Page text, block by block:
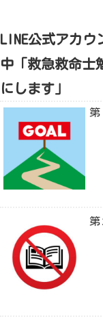
LINE公式アカウ
中「救急救命士
にします」
第